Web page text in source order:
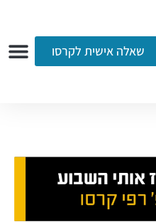
שאלה אישית לקרסו